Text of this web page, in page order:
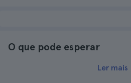
O que pode esperar
Ler mais